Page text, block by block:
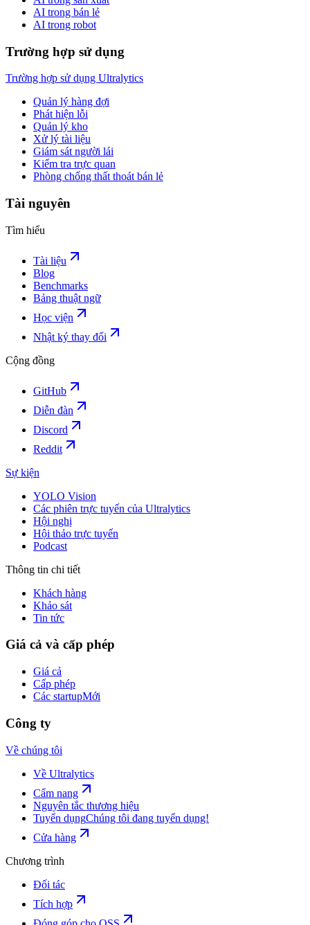
AI trong bán lẻ
AI trong robot
Trường hợp sử dụng
Trường hợp sử dụng Ultralytics
Quản lý hàng đợi
Phát hiện lỗi
Quản lý kho
Xử lý tài liệu
Giám sát người lái
Kiểm tra trực quan
Phòng chống thất thoát bán lẻ
Tài nguyên
Tìm hiểu
Tài liệu
Blog
Benchmarks
Bảng thuật ngữ
Học viện
Nhật ký thay đổi
Cộng đồng
GitHub
Diễn đàn
Discord
Reddit
Sự kiện
YOLO Vision
Các phiên trực tuyến của Ultralytics
Hội nghị
Hội thảo trực tuyến
Podcast
Thông tin chi tiết
Khách hàng
Khảo sát
Tin tức
Giá cả và cấp phép
Giá cả
Cấp phép
Các startupMới
Công ty
Về chúng tôi
Về Ultralytics
Cẩm nang
Nguyên tắc thương hiệu
Tuyển dụngChúng tôi đang tuyển dụng!
Cửa hàng
Chương trình
Đối tác
Tích hợp